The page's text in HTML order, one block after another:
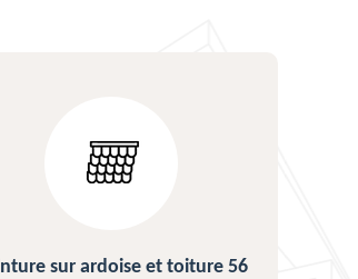
Urgence fuite de toiture 56